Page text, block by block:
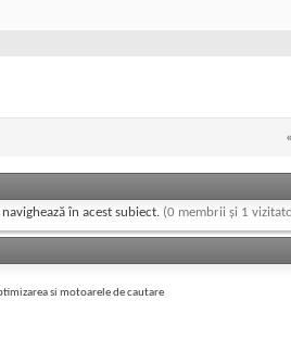
«
în acest subiect. (0 membrii și 1
si motoarele de cautare